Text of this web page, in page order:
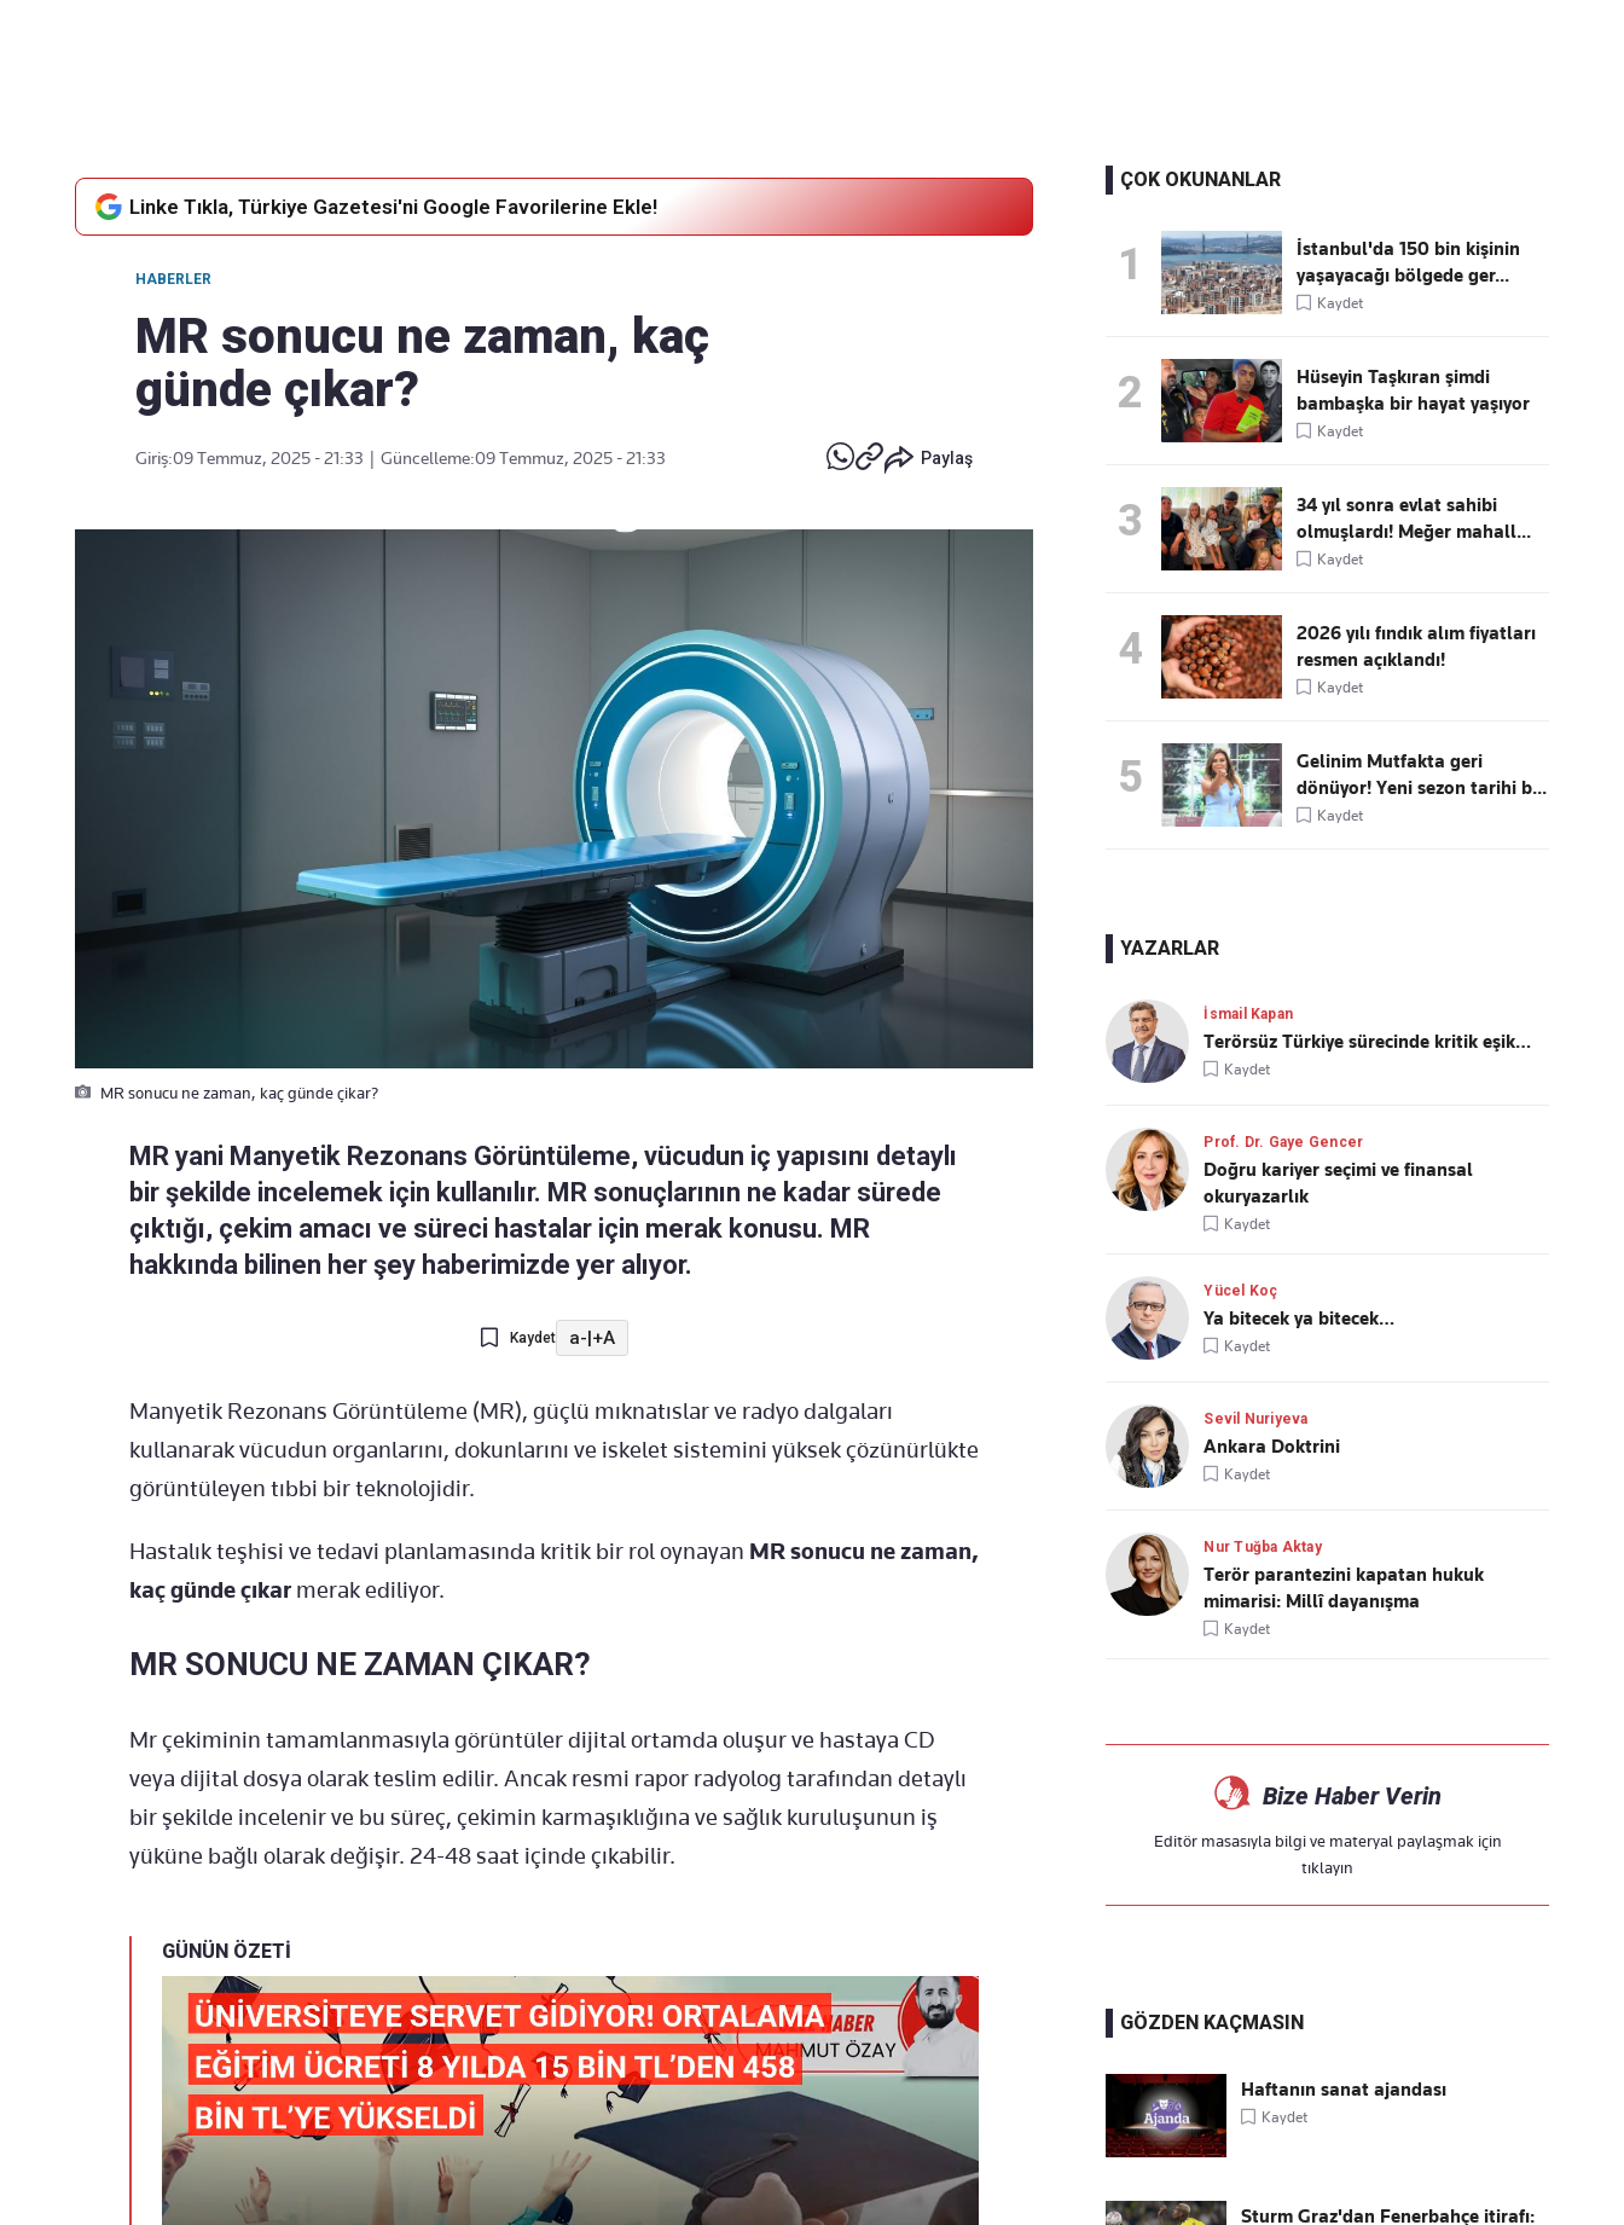
Linke Tıkla, Türkiye Gazetesi'ni Google Favorilerine Ekle!
HABERLER
MR sonucu ne zaman, kaç
günde çıkar?
Giriş:09 Temmuz, 2025 - 21:33 Güncelleme:09 Temmuz, 2025 - 21:33 Paylaş
MR sonucu ne zaman, kaç günde çikar?
MR yani Manyetik Rezonans Görüntüleme, vücudun iç yapısını detaylı
bir şekilde incelemek için kullanılır. MR sonuçlarının ne kadar sürede
çıktığı, çekim amacı ve süreci hastalar için merak konusu. MR
hakkında bilinen her şey haberimizde yer alıyor.
Kaydet a-|+A
Manyetik Rezonans Görüntüleme (MR), güçlü mıknatıslar ve radyo dalgaları
kullanarak vücudun organlarını, dokunlarını ve iskelet sistemini yüksek çözünürlükte
görüntüleyen tıbbi bir teknolojidir.
Hastalık teşhisi ve tedavi planlamasında kritik bir rol oynayan MR sonucu ne zaman,
kaç günde çıkar merak ediliyor.
MR SONUCU NE ZAMAN ÇIKAR?
Mr çekiminin tamamlanmasıyla görüntüler dijital ortamda oluşur ve hastaya CD
veya dijital dosya olarak teslim edilir. Ancak resmi rapor radyolog tarafından detaylı
bir şekilde incelenir ve bu süreç, çekimin karmaşıklığına ve sağlık kuruluşunun iş
yüküne bağlı olarak değişir. 24-48 saat içinde çıkabilir.
GÜNÜN ÖZETİ
ÇOK OKUNANLAR
1
İstanbul'da 150 bin kişinin
yaşayacağı bölgede ger...
Kaydet
2
Hüseyin Taşkıran şimdi
bambaşka bir hayat yaşıyor
Kaydet
3
34 yıl sonra evlat sahibi
olmuşlardı! Meğer mahall...
Kaydet
4
2026 yılı fındık alım fiyatları
resmen açıklandı!
Kaydet
5
Gelinim Mutfakta geri
dönüyor! Yeni sezon tarihi b...
Kaydet
YAZARLAR
İsmail Kapan
Terörsüz Türkiye sürecinde kritik eşik…
Kaydet
Prof. Dr. Gaye Gencer
Doğru kariyer seçimi ve finansal
okuryazarlık
Kaydet
Yücel Koç
Ya bitecek ya bitecek…
Kaydet
Sevil Nuriyeva
Ankara Doktrini
Kaydet
Nur Tuğba Aktay
Terör parantezini kapatan hukuk
mimarisi: Millî dayanışma
Kaydet
Bize Haber Verin
Editör masasıyla bilgi ve materyal paylaşmak için
tıklayın
GÖZDEN KAÇMASIN
Haftanın sanat ajandası
Kaydet
Sturm Graz'dan Fenerbahçe itirafı: